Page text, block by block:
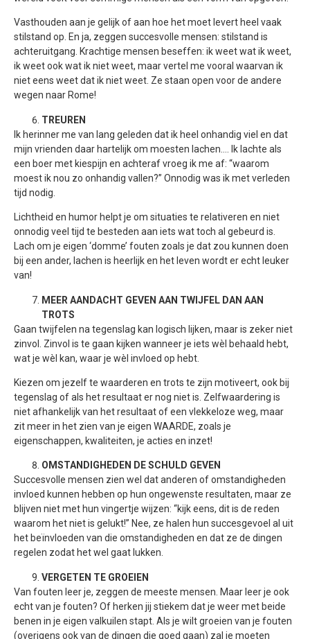
Vasthouden aan je gelijk of aan hoe het moet levert heel vaak
stilstand op. En ja, zeggen succesvolle mensen: stilstand is
achteruitgang. Krachtige mensen beseffen: ik weet wat ik weet,
ik weet ook wat ik niet weet, maar vertel me vooral waarvan ik
niet eens weet dat ik niet weet. Ze staan open voor de andere
wegen naar Rome!
TREUREN
Ik herinner me van lang geleden dat ik heel onhandig viel en dat
mijn vrienden daar hartelijk om moesten lachen…. Ik lachte als
een boer met kiespijn en achteraf vroeg ik me af: “waarom
moest ik nou zo onhandig vallen?” Onnodig was ik met verleden
tijd nodig.
Lichtheid en humor helpt je om situaties te relativeren en niet
onnodig veel tijd te besteden aan iets wat toch al gebeurd is.
Lach om je eigen ‘domme’ fouten zoals je dat zou kunnen doen
bij een ander, lachen is heerlijk en het leven wordt er echt leuker
van!
MEER AANDACHT GEVEN AAN TWIJFEL DAN AAN
TROTS
Gaan twijfelen na tegenslag kan logisch lijken, maar is zeker niet
zinvol. Zinvol is te gaan kijken wanneer je iets wèl behaald hebt,
wat je wèl kan, waar je wèl invloed op hebt.
Kiezen om jezelf te waarderen en trots te zijn motiveert, ook bij
tegenslag of als het resultaat er nog niet is. Zelfwaardering is
niet afhankelijk van het resultaat of een vlekkeloze weg, maar
zit meer in het zien van je eigen WAARDE, zoals je
eigenschappen, kwaliteiten, je acties en inzet!
OMSTANDIGHEDEN DE SCHULD GEVEN
Succesvolle mensen zien wel dat anderen of omstandigheden
invloed kunnen hebben op hun ongewenste resultaten, maar ze
blijven niet met hun vingertje wijzen: “kijk eens, dit is de reden
waarom het niet is gelukt!” Nee, ze halen hun succesgevoel al uit
het beïnvloeden van die omstandigheden en dat ze de dingen
regelen zodat het wel gaat lukken.
VERGETEN TE GROEIEN
Van fouten leer je, zeggen de meeste mensen. Maar leer je ook
echt van je fouten? Of herken jij stiekem dat je weer met beide
benen in je eigen valkuilen stapt. Als je wilt groeien van je fouten
(overigens ook van de dingen die goed gaan) zal je moeten